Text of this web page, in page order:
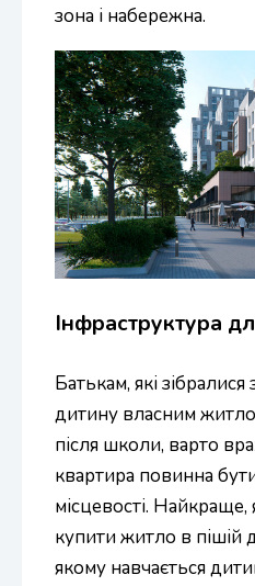
зона і набережна.
Інфраструктура
Батькам, які
дитину власним
після школи, варто
квартира повинна
місцевості.
купити житло в пішій
якому навчається